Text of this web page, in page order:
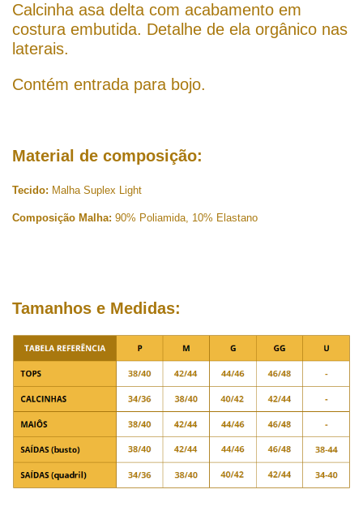
Calcinha asa delta com acabamento em
costura embutida. Detalhe de ela orgânico nas
laterais.
Contém entrada para bojo.
Material de composição:
Tecido: Malha Suplex Light
Composição Malha: 90% Poliamida, 10% Elastano
Tamanhos e Medidas: